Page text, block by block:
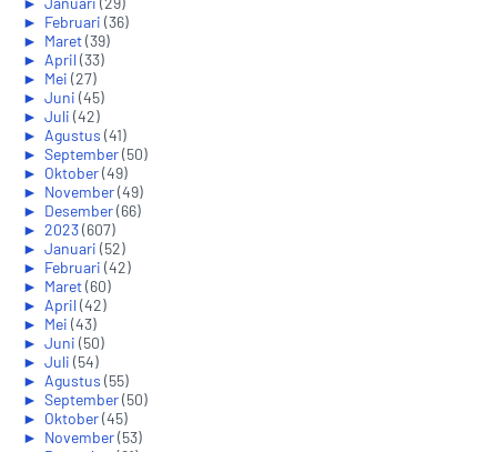
► Februari (36)
► Maret(39)
► April(33)
► Mei (27)
► Juni (45)
► Juli (42)
► Agustus (41)
► September(50)
► Oktober(49)
► November(49)
► Desember(66)
► 2023(607)
► Januari (52)
► Februari (42)
► Maret(60)
► April(42)
► Mei (43)
► Juni (50)
► Juli (54)
► Agustus (55)
► September(50)
► Oktober(45)
► November(53)